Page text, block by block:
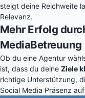
steigt deine Reichweite
Relevanz.
Mehr Erfolg
MediaBetreuung
Ob du eine Agentur
ist, dass du deine Ziele
richtige Unterstützung,
Social Media Präsenz